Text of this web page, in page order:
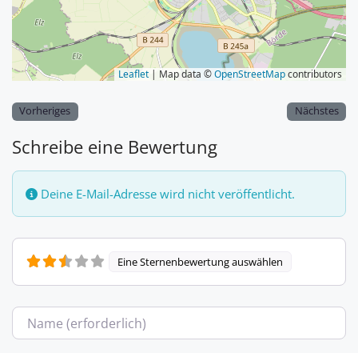
Leaflet | Map data ©OpenStreetMapcontributors
Vorheriges Nächstes
Schreibe eine Bewertung
Deine E-Mail-Adresse wird nicht veröffentlicht.
Eine Sternenbewertung auswählen
Name